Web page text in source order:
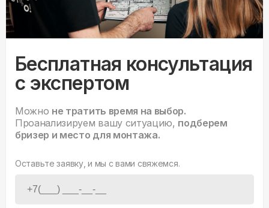
Бесплатная консультация
с экспертом
Можно не тратить время на выбор.
Проанализируем вашу ситуацию, подберем
бризер и место для монтажа.
Оставьте заявку, и мы с вами свяжемся.